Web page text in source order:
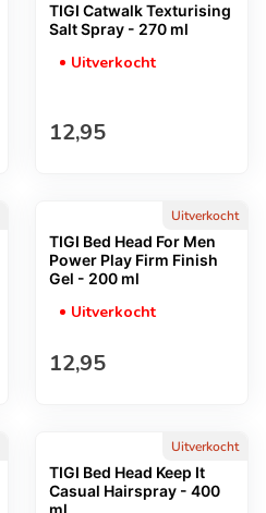
TIGI Catwalk Texturising
Salt Spray - 270 ml
Uitverkocht
Normale prijs
12,95
Uitverkocht
TIGI Bed Head For Men
Power Play Firm Finish
Gel - 200 ml
Uitverkocht
Normale prijs
12,95
Uitverkocht
TIGI Bed Head Keep It
Casual Hairspray - 400